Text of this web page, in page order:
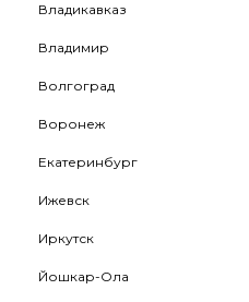
Владикавказ
Владимир
Волгоград
Воронеж
Екатеринбург
Ижевск
Иркутск
Йошкар-Ола